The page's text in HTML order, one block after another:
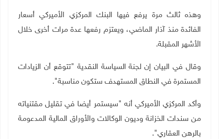
وهذه ثالث مرة يرفع فيها البنك المركزي الأميركي أسعار
الفائدة منذ آذار الماضي، ويعتزم رفعها عدة مرات أخرى خلال
الأشهر المقبلة.
وقال في البيان إن لجنة السياسة النقدية "تتوقع أن الزيادات
المستمرة في النطاق المستهدف ستكون مناسبة".
وأكد المركزي الأميركي أنه "سيستمر أيضا في تقليل مقتنياته
من سندات الخزانة وديون الوكالات والأوراق المالية المدعومة
بالرهن العقاري".